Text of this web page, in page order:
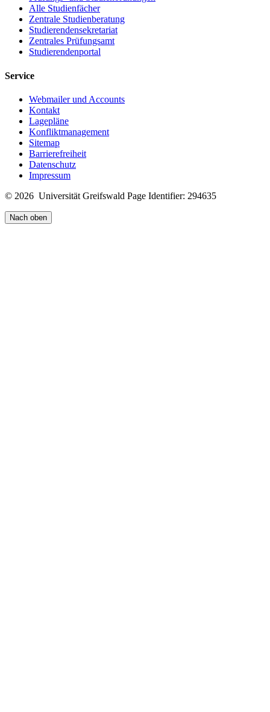
Alle Studienfächer
Zentrale Studienberatung
Studierendensekretariat
Zentrales Prüfungsamt
Studierendenportal
Service
Webmailer und Accounts
Kontakt
Lagepläne
Konfliktmanagement
Sitemap
Barrierefreiheit
Datenschutz
Impressum
© 2026 Universität Greifswald Page Identifier: 294635
Nach oben